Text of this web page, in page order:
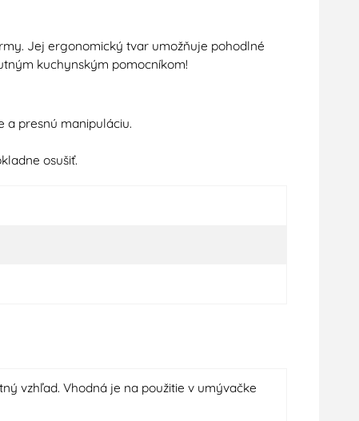
Jej ergonomický tvar umožňuje pohodlné
kuchynským pomocníkom!
a presnú manipuláciu.
osušiť.
vzhľad. Vhodná je na použitie v umývačke